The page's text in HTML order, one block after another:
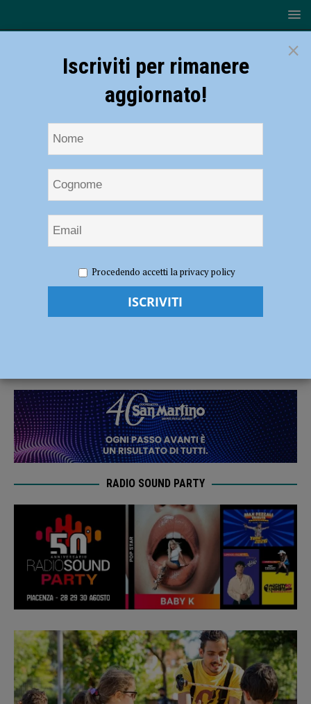
Farini di ATER Fondazione e Manicomics Teatro dal 4 al 6 luglio
Il Festival a Farini di ATER Fondazione e
RADIO SOUND PARTY
×
Iscriviti per rimanere
aggiornato!
Procedendo accetti la privacy policy